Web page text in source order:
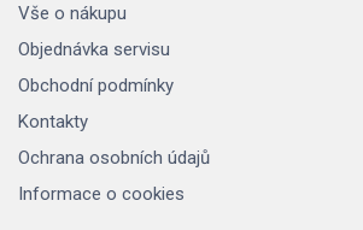
Vše o nákupu
Objednávka servisu
Obchodní podmínky
Kontakty
Ochrana osobních údajů
Informace o cookies